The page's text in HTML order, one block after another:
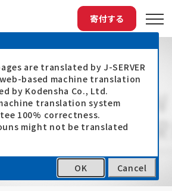
寄付する
are translated by J-SERVER
based machine translation
by Kodensha Co., Ltd.
translation system
100% correctness.
might not be translated
OK Cancel